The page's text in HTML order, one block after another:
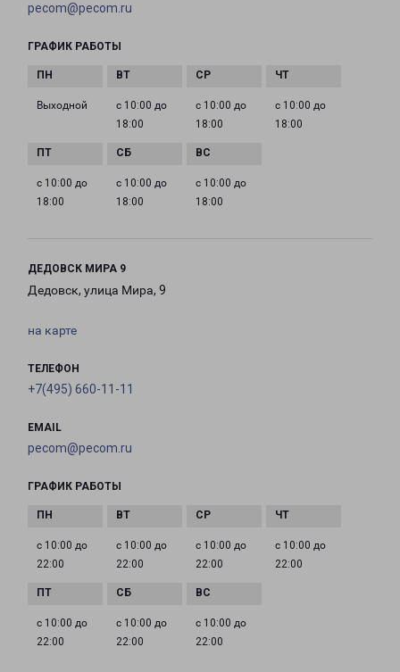
pecom@pecom.ru
ГРАФИК РАБОТЫ
Выходной
с 10:00 до
18:00
с 10:00 до
18:00
с 10:00 до
18:00
с 10:00 до
18:00
с 10:00 до
18:00
с 10:00 до
18:00
ДЕДОВСК МИРА 9
Дедовск, улица Мира, 9
на карте
ТЕЛЕФОН
+7(495) 660-11-11
EMAIL
pecom@pecom.ru
ГРАФИК РАБОТЫ
с 10:00 до
22:00
с 10:00 до
22:00
с 10:00 до
22:00
с 10:00 до
22:00
с 10:00 до
22:00
с 10:00 до
22:00
с 10:00 до
22:00